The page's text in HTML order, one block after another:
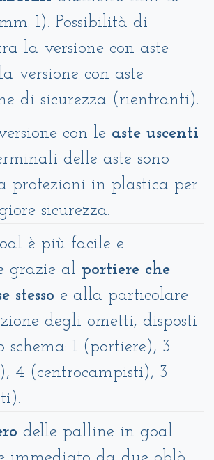
1). Possibilità di
la versione con aste
versione con aste
di sicurezza (rientranti).
con le aste uscenti
delle aste sono
protezioni in plastica per
sicurezza.
è più facile e
grazie al portiere che
stesso e alla particolare
degli ometti, disposti
schema: 1 (portiere), 3
4 (centrocampisti), 3
delle palline in goal